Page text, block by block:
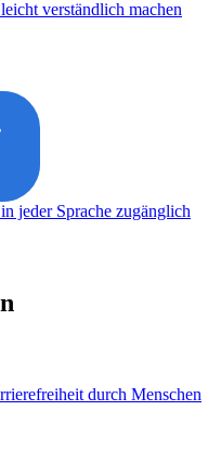
verständlich machen
jeder Sprache zugänglich
durch Menschen